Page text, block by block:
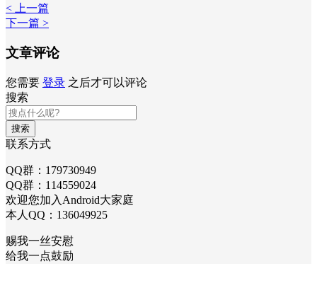
< 上一篇
下一篇 >
文章评论
您需要 登录 之后才可以评论
搜索
搜索
联系方式
QQ群：179730949
QQ群：114559024
欢迎您加入Android大家庭
本人QQ：136049925
赐我一丝安慰
给我一点鼓励